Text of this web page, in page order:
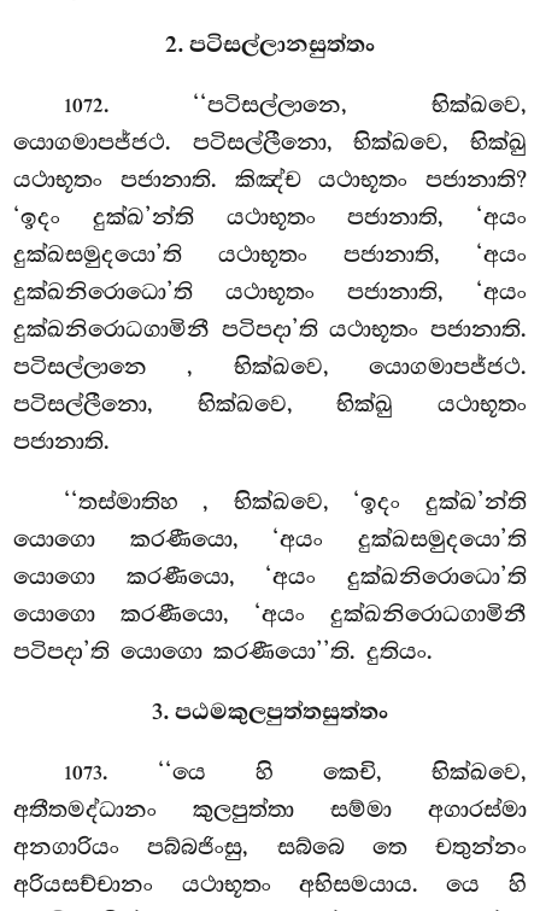
2. පටිසල්ලානසුත්තං
1072. ‘‘පටිසල්ලානෙ, භික්ඛවෙ,
යොගමාපජ්ජථ. පටිසල්ලීනො, භික්ඛවෙ, භික්ඛු
යථාභූතං පජානාති. කිඤ්ච යථාභූතං පජානාති?
‘ඉදං දුක්ඛ’න්ති යථාභූතං පජානාති, ‘අයං
දුක්ඛසමුදයො’ති යථාභූතං පජානාති, ‘අයං
දුක්ඛනිරොධො’ති යථාභූතං පජානාති, ‘අයං
දුක්ඛනිරොධගාමිනී පටිපදා’ති යථාභූතං පජානාති.
පටිසල්ලානෙ, භික්ඛවෙ, යොගමාපජ්ජථ.
පටිසල්ලීනො, භික්ඛවෙ, භික්ඛු යථාභූතං
පජානාති.
‘‘තස්මාතිහ, භික්ඛවෙ, ‘ඉදං දුක්ඛ’න්ති
යොගො කරණීයො, ‘අයං දුක්ඛසමුදයො’ති
යොගො කරණීයො, ‘අයං දුක්ඛනිරොධො’ති
යොගො කරණීයො, ‘අයං දුක්ඛනිරොධගාමිනී
පටිපදා’ති යොගො කරණීයො’’ති. දුතියං.
3. පඨමකුලපුත්තසුත්තං
1073. ‘‘යෙ හි කෙචි, භික්ඛවෙ,
අතීතමද්ධානං කුලපුත්තා සම්මා අගාරස්මා
අනගාරියං පබ්බජිංසු, සබ්බෙ තෙ චතුන්නං
අරියසච්චානං යථාභූතං අභිසමයාය. යෙ හි